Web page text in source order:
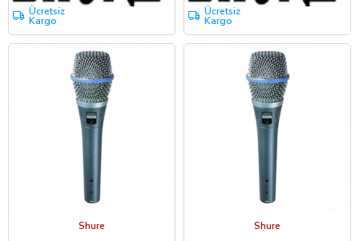
Ücretsiz
Kargo
Ücretsiz
Kargo
Shure Shure